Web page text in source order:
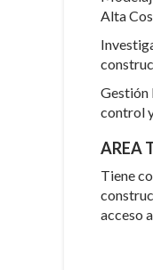
Alta
Gestión
control
AREA
Tiene
acceso